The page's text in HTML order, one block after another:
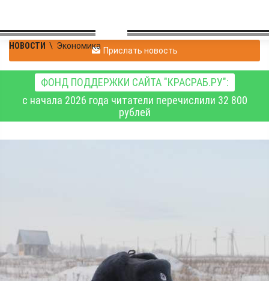
НОВОСТИ \ Экономика Прислать новость
ФОНД ПОДДЕРЖКИ САЙТА "КРАСРАБ.РУ":
с начала 2026 года читатели перечислили 32 800
рублей
тысяч гектаров земли